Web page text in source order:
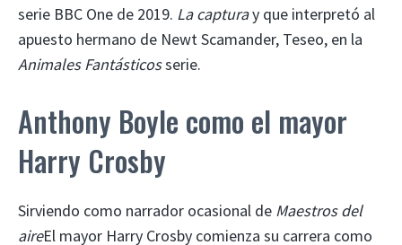
serie BBC One de 2019. La capturay que interpretó al
apuesto hermano de Newt Scamander, Teseo, en la
Animales Fantásticosserie.
Anthony Boyle como el mayor
Harry Crosby
Sirviendo como narrador ocasional de Maestros del
aireEl mayor Harry Crosby comienza su carrera como